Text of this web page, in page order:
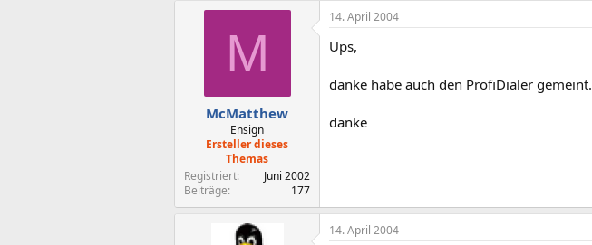
M
McMatthew
Ensign
Ersteller dieses
Themas
Registriert
Juni 2002
Beiträge
177
14. April 2004
Ups,
danke habe auch den ProfiDialer gemeint.
danke
14. April 2004